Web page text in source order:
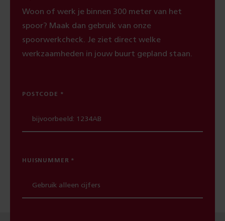
Woon of werk je binnen 300 meter van het
spoor? Maak dan gebruik van onze
spoorwerkcheck. Je ziet direct welke
werkzaamheden in jouw buurt gepland staan.
POSTCODE
HUISNUMMER